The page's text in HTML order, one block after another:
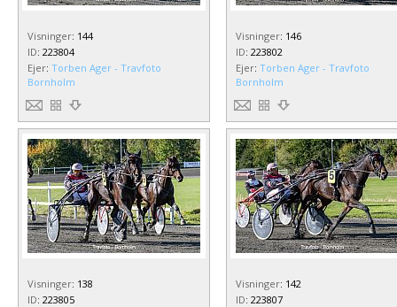
Visninger: 144
ID: 223804
Ejer: Torben Ager - Travfoto
Bornholm
Visninger: 146
ID: 223802
Ejer: Torben Ager - Travfoto
Bornholm
Visninger: 138
ID: 223805
Visninger: 142
ID: 223807